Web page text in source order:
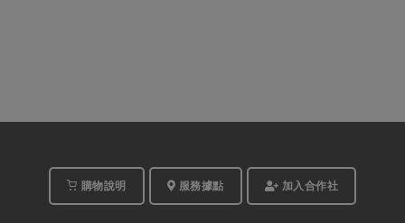
購物說明 服務據點 加入合作社